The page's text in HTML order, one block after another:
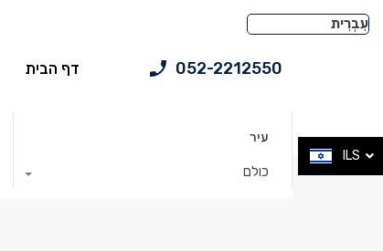
דף הבית 052-2212550
עיר
כולם
ILS